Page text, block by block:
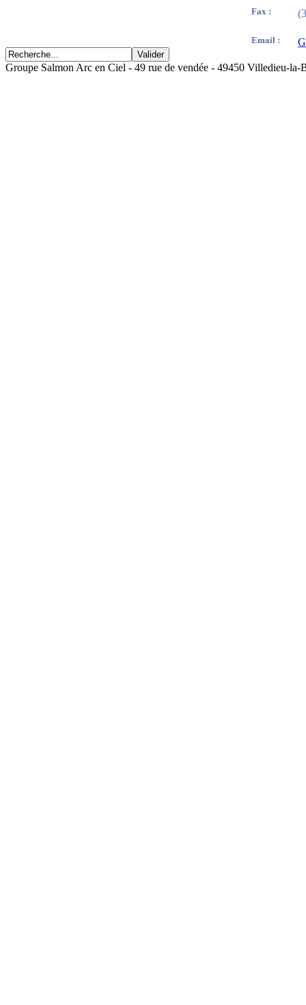
Fax :
Email :
Groupe Salmon Arc en Ciel - 49 rue de vendée - 49450 Villedieu-la-